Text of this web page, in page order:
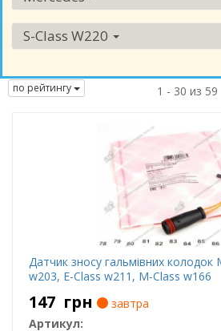
S-Class W220
по рейтингу 1 - 30 из 59
Датчик зносу гальмівних колодок
w203, E-Class w211, M-Class w166
147 грн
завтра
Артикул: